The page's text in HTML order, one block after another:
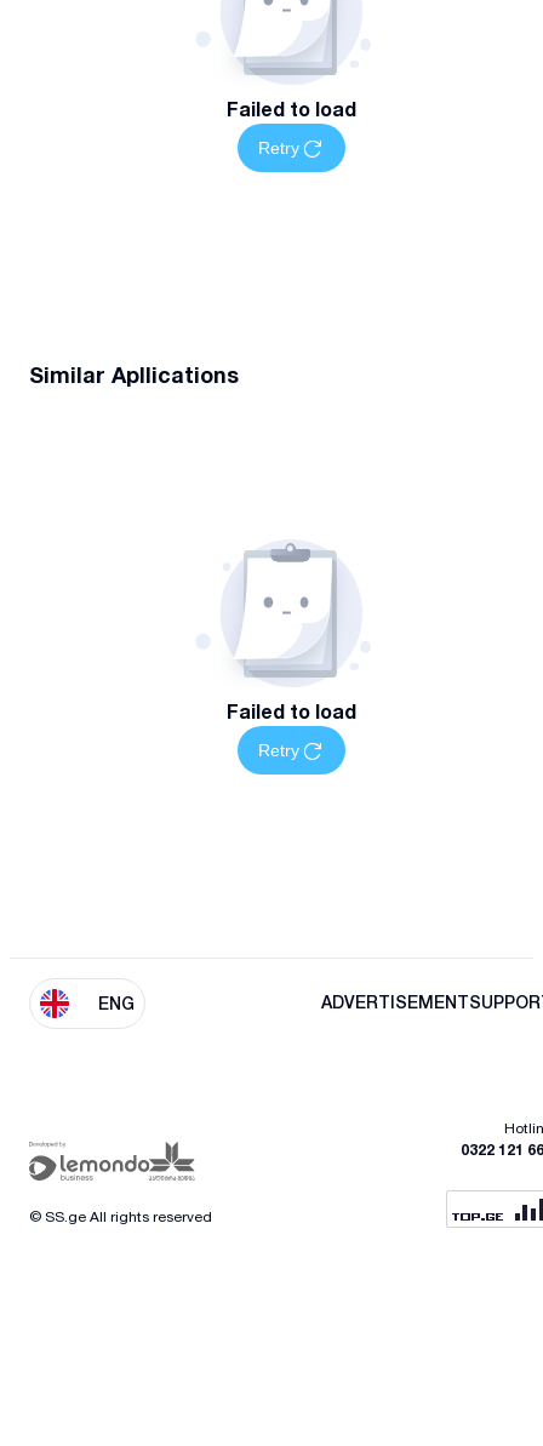
Failed to load
Retry
Similar Apllications
Failed to load
Retry
ENG ADVERTISEMENT
0322 121
© SS.ge All rights reserved